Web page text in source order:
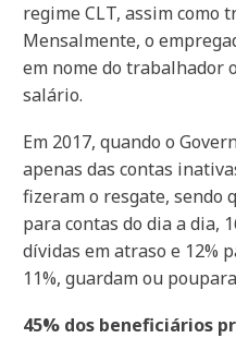
regime CLT, assim como
Mensalmente, o
em nome do trabalhador
salário.
Em 2017, quando o
apenas das contas
fizeram o resgate, sendo
para contas do dia a dia,
dívidas em atraso e 12%
11%, guardam ou
45% dos beneficiários